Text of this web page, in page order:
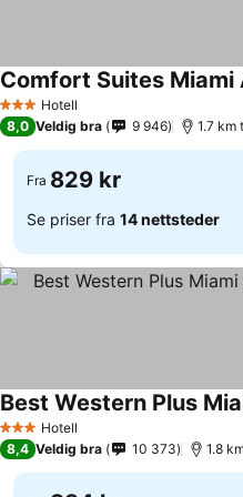
3 StjernerHotell
Comfort Suites
8,0 Veldig bra 9 946 1.7 km
Fra 829 kr
Se priser fra 14 nettsteder
3 StjernerHotell
8,4 Veldig bra 10 373 1.8